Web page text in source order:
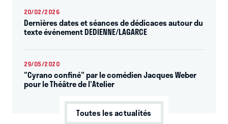
20/02/2026
Dernières dates et séances de dédicaces autour du
texte événement DEDIENNE/LAGARCE
29/05/2020
"Cyrano confiné" par le comédien Jacques Weber
pour le Théâtre de l'Atelier
Toutes les actualités